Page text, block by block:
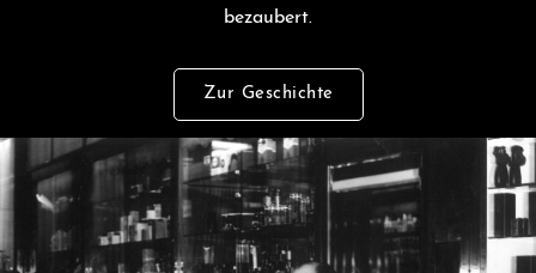
bezaubert.
Zur Geschichte